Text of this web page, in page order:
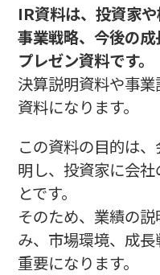
IR資料は、投資家
事業戦略、今後の
プレゼン資料です。
決算説明資料や事
資料になります。
この資料の目的は
明し、投資家に会
とです。
そのため、業績の
み、市場環境、成
重要になります。